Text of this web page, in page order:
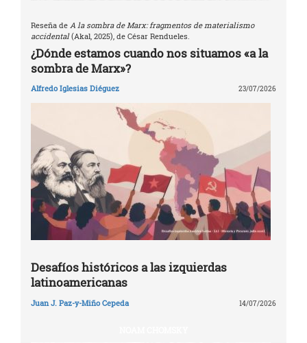
Reseña de A la sombra de Marx: fragmentos de materialismo
accidental(Akal, 2025), de César Rendueles.
¿Dónde estamos cuando nos situamos «a la
sombra de Marx»?
Alfredo Iglesias Diéguez 23/07/2026
Desafíos históricos a las izquierdas
latinoamericanas
Juan J. Paz-y-Miño Cepeda 14/07/2026